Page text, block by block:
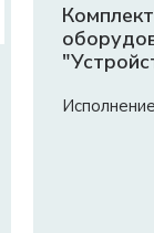
Исполнение